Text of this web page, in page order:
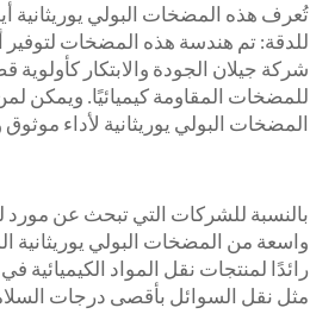
تُعرف هذه المضخات البولي يوريثانية
للدقة: تم هندسة هذه المضخات
شركة جيلان الجودة والابتكار كأولوية
للمضخات المقاومة كيميائيًا. ويمكن
المضخات البولي يوريثانية لأداء
بالنسبة للشركات التي تبحث عن مورد
واسعة من المضخات البولي يوريثانية
رائدًا لمنتجات نقل المواد الكيميائية
مثل نقل السوائل بأقصى درجات